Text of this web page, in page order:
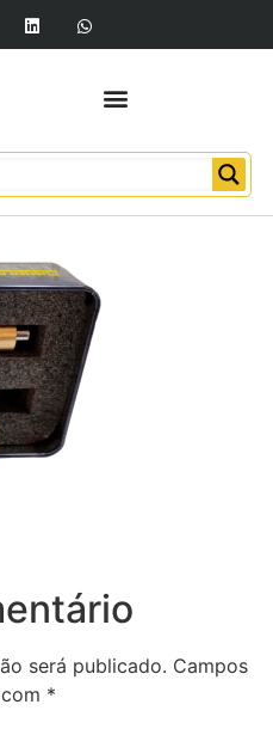
será publicado. Campos
*